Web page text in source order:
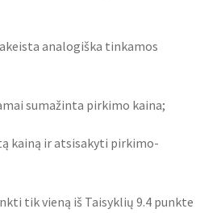
analogiška tinkamos
sumažinta pirkimo kaina;
kainą ir atsisakyti pirkimo-
tik vieną iš Taisyklių 9.4 punkte